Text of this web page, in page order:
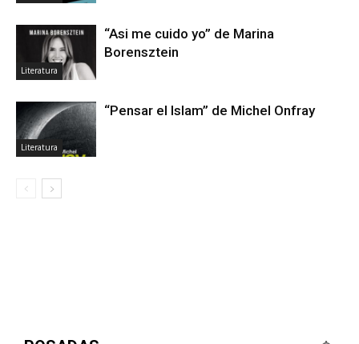
Literatura
“Asi me cuido yo” de Marina
Borensztein
Literatura
“Pensar el Islam” de Michel Onfray